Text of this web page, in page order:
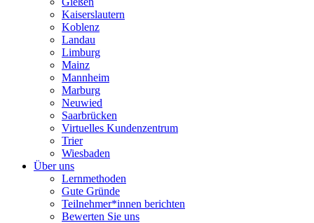
Kaiserslautern
Koblenz
Landau
Limburg
Mainz
Mannheim
Marburg
Neuwied
Saarbrücken
Virtuelles Kundenzentrum
Trier
Wiesbaden
Über uns
Lernmethoden
Gute Gründe
Teilnehmer*innen berichten
Bewerten Sie uns